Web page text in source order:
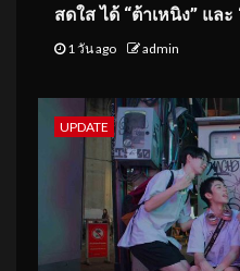
สดใส ได้ “ต้าเหนิง” แล
1 วัน ago admin
UPDATE